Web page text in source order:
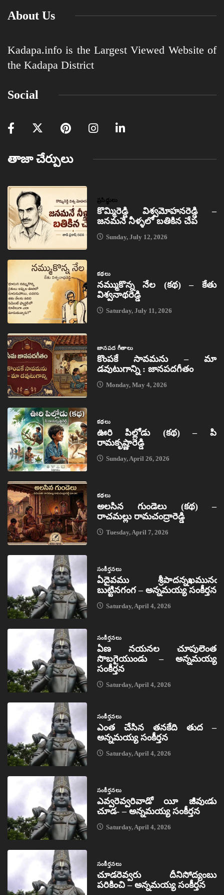
About Us
Kadapa.info is the Largest Viewed Website of
the Kadapa District
Social
తాజా చేర్పులు
ప్రసిద్ధులు
కొమ్మిరెడ్డి విశ్వమోహనరెడ్డి –
జనమనే నీళ్ళలో బతికిన చేప
Sunday, July 12, 2026
కథలు
నమ్ముకొన్న నేల (కథ) – కేతు
విశ్వనాథరెడ్డి
Saturday, July 11, 2026
జానపద గీతాలు
కొంపకే సావమను – మా
డవుటుగాన్ని : జానపదగీతం
Monday, May 4, 2026
కథలు
ఊరి పిల్లోడు (కథ) – పి
రామకృష్ణారెడ్డి
Sunday, April 26, 2026
కథలు
అలసిన గుండెలు (కథ) –
రాచమల్లు రామచంద్రారెడ్డి
Tuesday, April 7, 2026
సంకీర్తనలు
ఏదైవము శ్రీపాదన్నఖమునఁ
బుట్టినగంగ – అన్నమయ్య సంకీర్తన
Saturday, April 4, 2026
సంకీర్తనలు
ఏణ నయనల చూపులెంత
సొబగైయుండు – అన్నమయ్య
సంకీర్తన
Saturday, April 4, 2026
సంకీర్తనలు
ఎంత చేసిన తనకేది తుద –
అన్నమయ్య సంకీర్తన
Saturday, April 4, 2026
సంకీర్తనలు
ఎవ్వరెవ్వరివాడో యీ జీవుఁడు
చూడ- – అన్నమయ్య సంకీర్తన
Saturday, April 4, 2026
సంకీర్తనలు
చూడరెవ్వరు దీనిసోద్యంబు
పరికించి – అన్నమయ్య సంకీర్తన